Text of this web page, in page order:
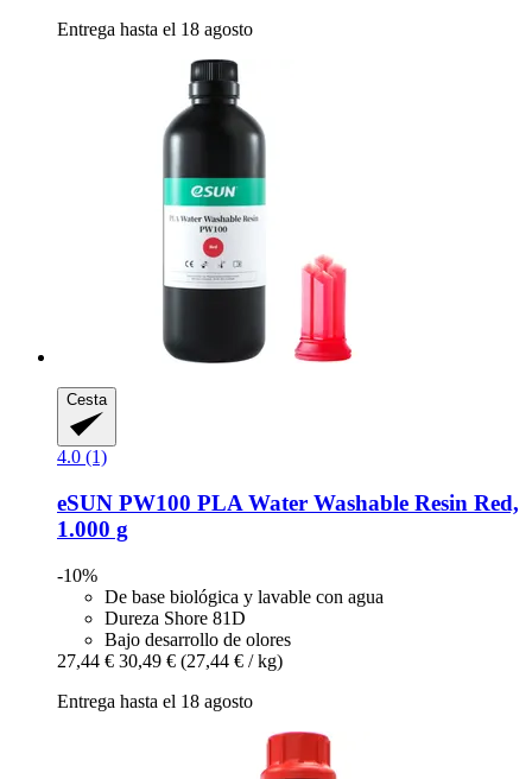
Entrega hasta el 18 agosto
Cesta
4.0 (1)
eSUN PW100 PLA Water Washable Resin Red,
1.000 g
-10%
De base biológica y lavable con agua
Dureza Shore 81D
Bajo desarrollo de olores
27,44 € 30,49 € (27,44 € / kg)
Entrega hasta el 18 agosto